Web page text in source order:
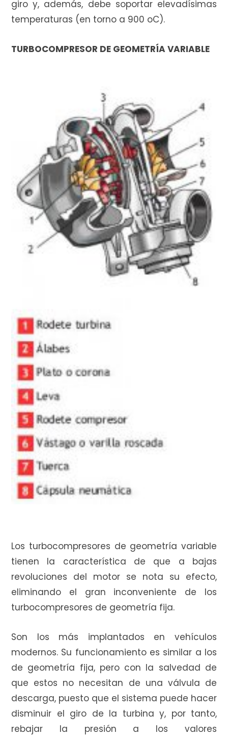
giro y, además, debe soportar elevadísimas
temperaturas (en torno a 900 oC).
TURBOCOMPRESOR DE GEOMETRÍA VARIABLE
Los turbocompresores de geometría variable
tienen la característica de que a bajas
revoluciones del motor se nota su efecto,
eliminando el gran inconveniente de los
turbocompresores de geometría fija.
Son los más implantados en vehículos
modernos. Su funcionamiento es similar a los
de geometría fija, pero con la salvedad de
que estos no necesitan de una válvula de
descarga, puesto que el sistema puede hacer
disminuir el giro de la turbina y, por tanto,
rebajar la presión a los valores